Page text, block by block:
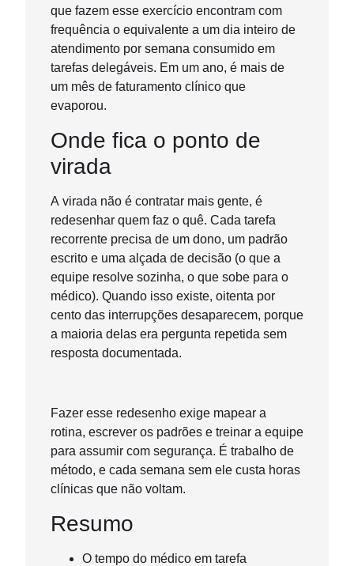
que fazem esse exercício encontram com
frequência o equivalente a um dia inteiro de
atendimento por semana consumido em
tarefas delegáveis. Em um ano, é mais de
um mês de faturamento clínico que
evaporou.
Onde fica o ponto de
virada
A virada não é contratar mais gente, é
redesenhar quem faz o quê. Cada tarefa
recorrente precisa de um dono, um padrão
escrito e uma alçada de decisão (o que a
equipe resolve sozinha, o que sobe para o
médico). Quando isso existe, oitenta por
cento das interrupções desaparecem, porque
a maioria delas era pergunta repetida sem
resposta documentada.
Fazer esse redesenho exige mapear a
rotina, escrever os padrões e treinar a equipe
para assumir com segurança. É trabalho de
método, e cada semana sem ele custa horas
clínicas que não voltam.
Resumo
O tempo do médico em tarefa